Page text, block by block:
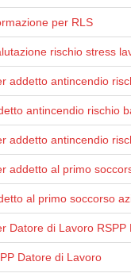
per RLS
rischio stress
addetto antincendio
antincendio rischio
addetto antincendio
addetto al primo
al primo soccorso
Datore di Lavoro
Datore di Lavoro